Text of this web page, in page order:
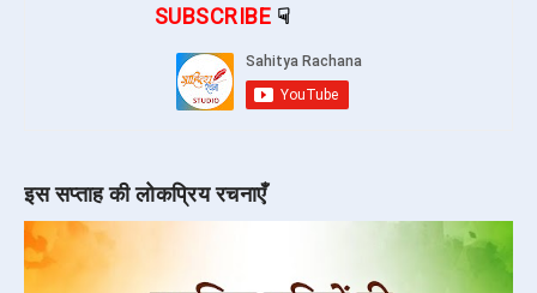
SUBSCRIBE
इस सप्ताह की लोकप्रिय रचनाएँ